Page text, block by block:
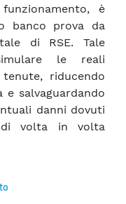
è
banco prova da
di RSE. Tale
le reali
riducendo
salvaguardando
danni dovuti
di volta in volta